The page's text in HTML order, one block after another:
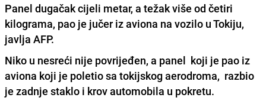
Panel dugačak cijeli metar, a težak više od četiri
kilograma, pao je jučer iz aviona na vozilo u Tokiju,
javlja AFP.
Niko u nesreći nije povrijeđen, a panel koji je pao iz
aviona koji je poletio sa tokijskog aerodroma, razbio
je zadnje staklo i krovautomobila u pokretu.